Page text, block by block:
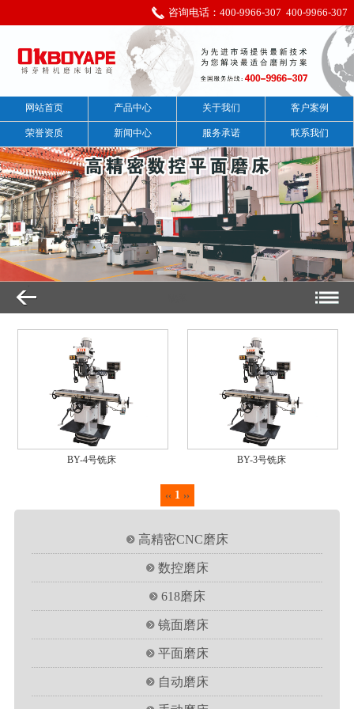
咨询电话： 400-9966-307 400-9966-307
网站首页 产品中心 关于我们 客户案例
荣誉资质 新闻中心 服务承诺 联系我们
BY-4号铣床 BY-3号铣床
‹‹ 1 ››
高精密CNC磨床
数控磨床
618磨床
镜面磨床
平面磨床
自动磨床